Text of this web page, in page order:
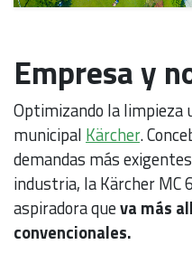
Empresa y
Optimizando la limpieza
municipal Kärcher.
demandas más
industria, la Kärcher MC
aspiradora queva más
convencionales.